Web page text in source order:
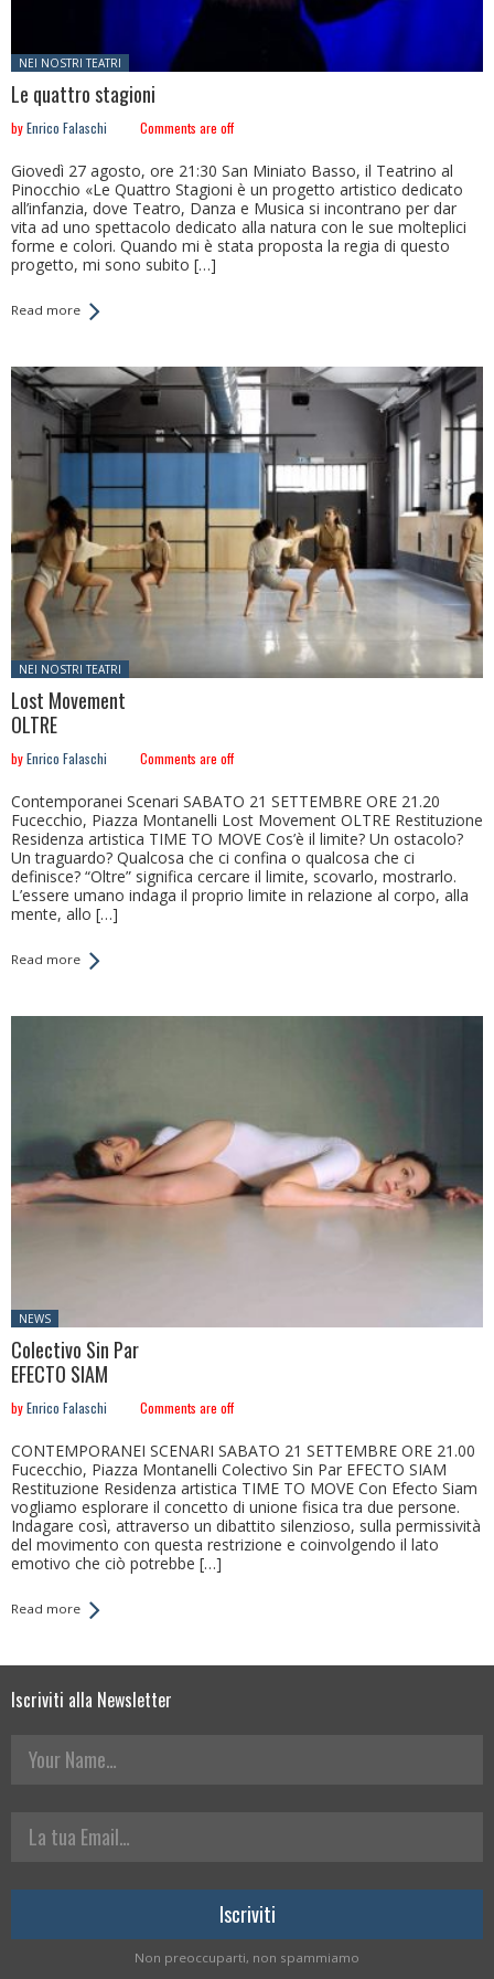
Posted in:
NEI NOSTRI TEATRI
Le quattro stagioni
byEnrico Falaschi Comments are off
Giovedì 27 agosto, ore 21:30 San Miniato Basso, il Teatrino al
Pinocchio «Le Quattro Stagioni è un progetto artistico dedicato
all’infanzia, dove Teatro, Danza e Musica si incontrano per dar
vita ad uno spettacolo dedicato alla natura con le sue molteplici
forme e colori. Quando mi è stata proposta la regia di questo
progetto, mi sono subito […]
Read more
Posted in:
NEI NOSTRI TEATRI
Lost Movement
OLTRE
byEnrico Falaschi Comments are off
Contemporanei Scenari SABATO 21 SETTEMBRE ORE 21.20
Fucecchio, Piazza Montanelli Lost Movement OLTRE Restituzione
Residenza artistica TIME TO MOVE Cos’è il limite? Un ostacolo?
Un traguardo? Qualcosa che ci confina o qualcosa che ci
definisce? “Oltre” significa cercare il limite, scovarlo, mostrarlo.
L’essere umano indaga il proprio limite in relazione al corpo, alla
mente, allo […]
Read more
Posted
in:
NEWS
Colectivo Sin Par
EFECTO SIAM
byEnrico Falaschi Comments are off
CONTEMPORANEI SCENARI SABATO 21 SETTEMBRE ORE 21.00
Fucecchio, Piazza Montanelli Colectivo Sin Par EFECTO SIAM
Restituzione Residenza artistica TIME TO MOVE Con Efecto Siam
vogliamo esplorare il concetto di unione fisica tra due persone.
Indagare così, attraverso un dibattito silenzioso, sulla permissività
del movimento con questa restrizione e coinvolgendo il lato
emotivo che ciò potrebbe […]
Read more
Iscriviti alla Newsletter
Your Name
La tua Email
Non preoccuparti, non spammiamo